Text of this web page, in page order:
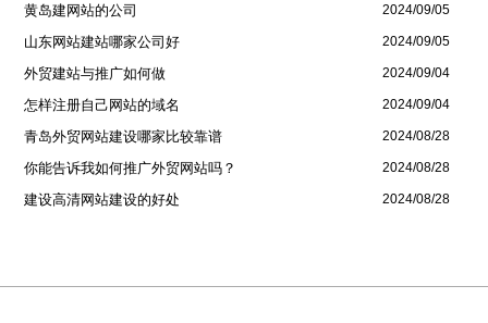
黄岛建网站的公司 2024/09/05
山东网站建站哪家公司好 2024/09/05
外贸建站与推广如何做 2024/09/04
怎样注册自己网站的域名 2024/09/04
青岛外贸网站建设哪家比较靠谱 2024/08/28
你能告诉我如何推广外贸网站吗？ 2024/08/28
建设高清网站建设的好处 2024/08/28